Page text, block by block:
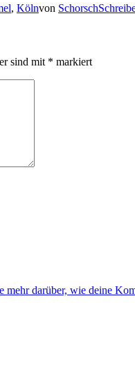
, Kölnvon Schorsch
sind mit * markiert
mehr darüber, wie deine